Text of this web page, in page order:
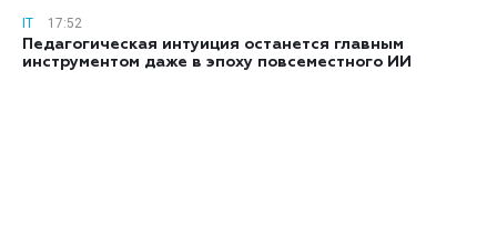
IT
17:52
Педагогическая интуиция останется главным
инструментом даже в эпоху повсеместного ИИ